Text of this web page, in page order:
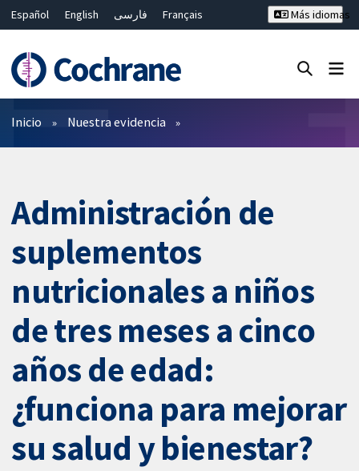
Español English فارسی
Français
Bahasa Malaysia
ไทย 繁體中文
Más idiomas
Filtros
Inicio Nuestra evidencia
Administración de
suplementos
nutricionales a niños
de tres meses a cinco
años de edad:
¿funciona para mejorar
su salud y bienestar?